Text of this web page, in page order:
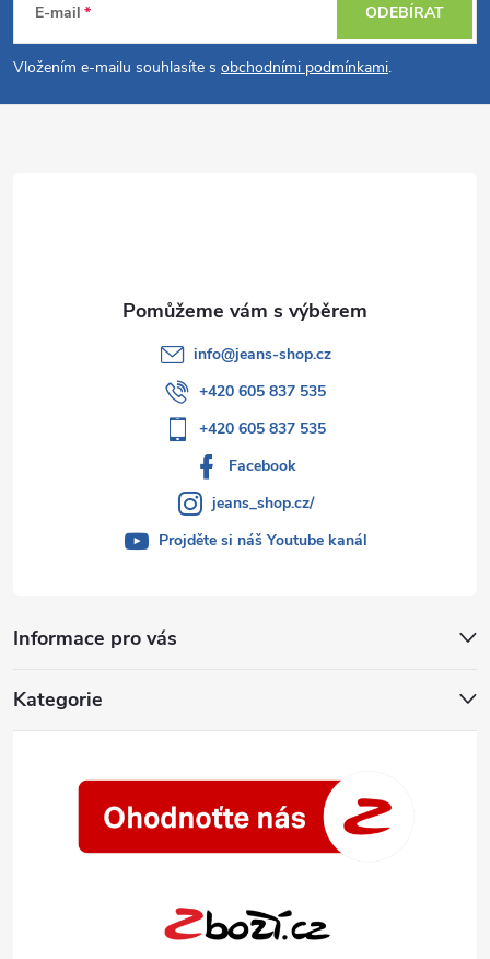
p
a
E-mail
Vložením e-mailu souhlasíte s obchodními podmínkami.
ODEBÍRAT
Informace pro vás
Kategorie
info@jeans-shop.cz
+420 605 837 535
+420 605 837 535
Facebook
jeans_shop.cz/
Projděte si náš Youtube kanál